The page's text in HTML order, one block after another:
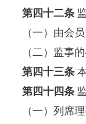
第四十二条
（一）由会
（二）监事
第四十三条
第四十四条
（一）列席